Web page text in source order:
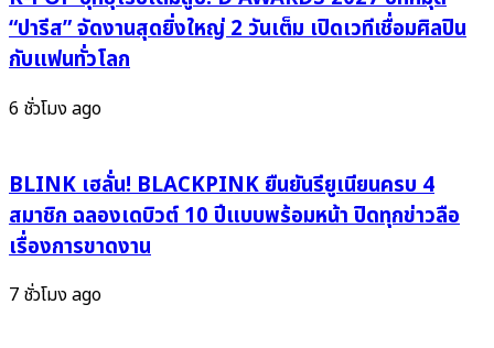
นับ
ถอย
หลัง
“เจ
ถ่ายทอด
รัก
GL
สุด
สะเทือน
ใจ
ทุก
ความ
รู้สึก
ของ
หมด
ใจ
พร้อม
เสิร์ฟ
เคมี
“ปารีส” จัดงานสุดยิ่งใหญ่ 2 วันเต็ม เปิดเวทีเชื่อมศิลปิน
กับแฟนทั่วโลก
6 ชั่วโมง ago
BLINK เฮลั่น! BLACKPINK ยืนยันรียูเนียนครบ 4
สมาชิก ฉลองเดบิวต์ 10 ปีแบบพร้อมหน้า ปิดทุกข่าวลือ
เรื่องการขาดงาน
7 ชั่วโมง ago